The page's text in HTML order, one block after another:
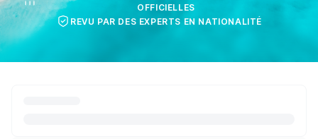
OFFICIELLES
REVU PAR DES EXPERTS EN NATIONALITÉ